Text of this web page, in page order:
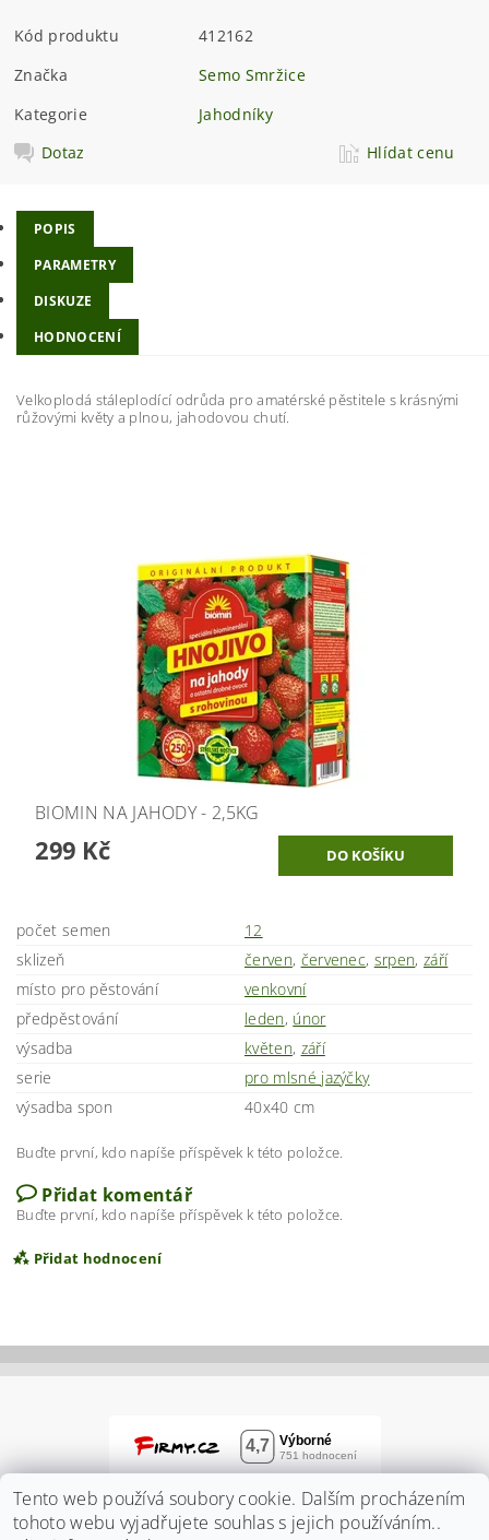
Kód produktu
412162
Značka
Semo Smržice
Kategorie
Jahodníky
Dotaz
Hlídat cenu
POPIS
PARAMETRY
DISKUZE
HODNOCENÍ
Velkoplodá stáleplodící odrůda pro amatérské pěstitele s krásnými
růžovými květy a plnou, jahodovou chutí.
BIOMIN NA JAHODY - 2,5KG
299 Kč
počet semen
12
sklizeň
červen, červenec, srpen, září
místo pro pěstování
venkovní
předpěstování
leden, únor
výsadba
květen, září
serie
pro mlsné jazýčky
výsadba spon
40x40 cm
Buďte první, kdo napíše příspěvek k této položce.
Přidat komentář
Buďte první, kdo napíše příspěvek k této položce.
Přidat hodnocení
Tento web používá soubory cookie. Dalším procházením
tohoto webu vyjadřujete souhlas s jejich používáním..